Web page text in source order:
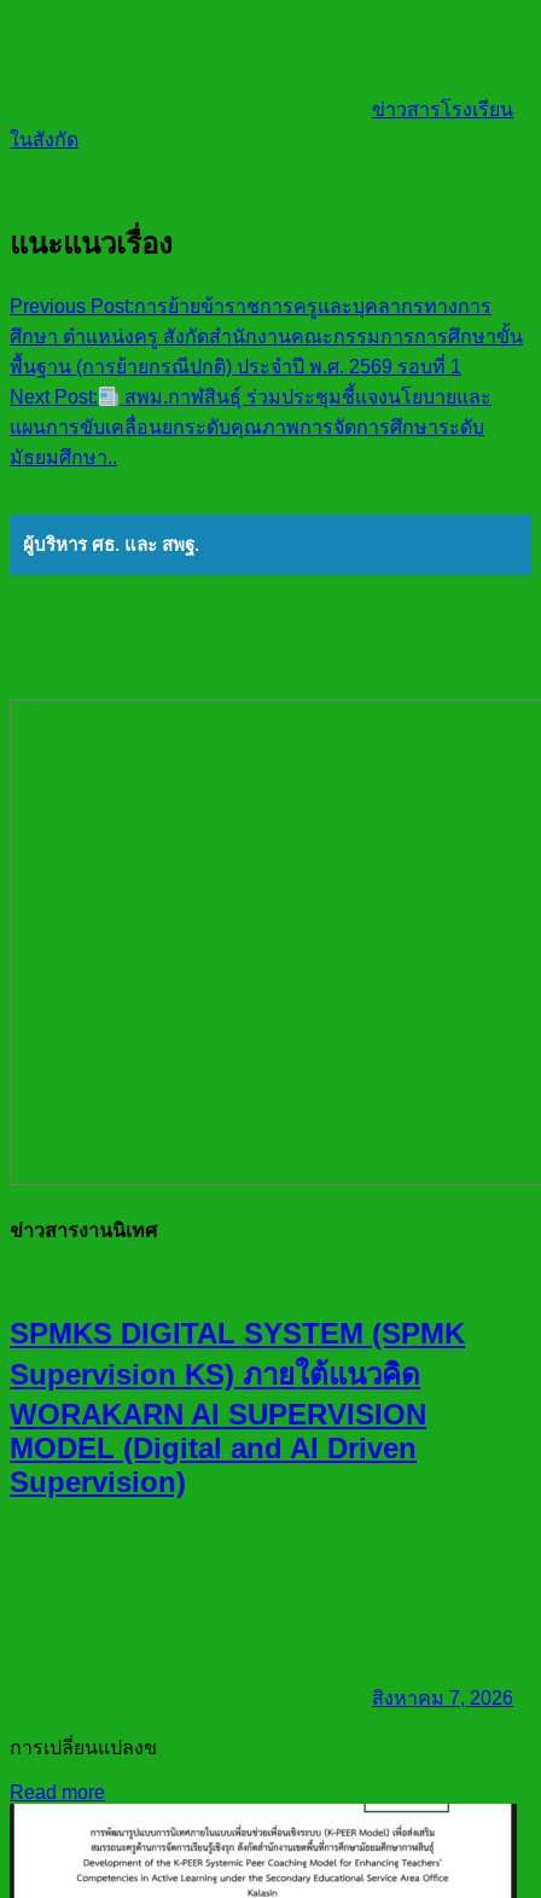
ข่าวสารโรงเรียน
ในสังกัด
แนะแนวเรื่อง
Previous Post:การย้ายข้าราชการครูและบุคลากรทางการ
ศึกษา ตำแหน่งครู สังกัดสำนักงานคณะกรรมการการศึกษาขั้น
พื้นฐาน (การย้ายกรณีปกติ) ประจำปี พ.ศ. 2569 รอบที่ 1
Next Post:
สพม.กาฬสินธุ์ ร่วมประชุมชี้แจงนโยบายและ
แผนการขับเคลื่อนยกระดับคุณภาพการจัดการศึกษาระดับ
มัธยมศึกษา..
ผู้บริหาร ศธ. และ สพฐ.
ข่าวสารงานนิเทศ
SPMKS DIGITAL SYSTEM (SPMK
Supervision KS) ภายใต้แนวคิด
WORAKARN AI SUPERVISION
MODEL (Digital and AI Driven
Supervision)
สิงหาคม 7, 2026
การเปลี่ยนแปลงข
Read more